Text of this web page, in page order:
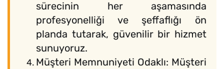
sürecinin her aşamasında
profesyonelliği ve şeffaflığı ön
planda tutarak, güvenilir bir hizmet
sunuyoruz.
Müşteri Memnuniyeti Odaklı: Müşteri